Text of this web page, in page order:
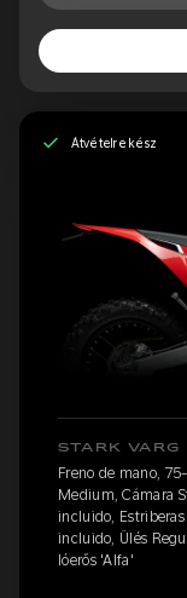
Átvételre kész
STARK VARG
Freno de mano,
Medium, Cámara
incluido,
incluido, Ülés
lóerős 'Alfa'